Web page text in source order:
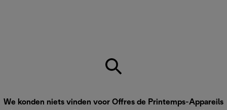
We konden niets vinden voor Offres de Printemps-Appareils